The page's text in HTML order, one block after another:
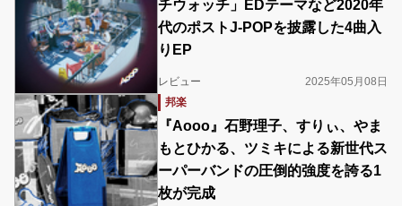
チウォッチ」EDテーマなど2020年
代のポストJ-POPを披露した4曲入
りEP
レビュー
2025年05月08日
邦楽
『Aooo』石野理子、すりぃ、やま
もとひかる、ツミキによる新世代ス
ーパーバンドの圧倒的強度を誇る1
枚が完成